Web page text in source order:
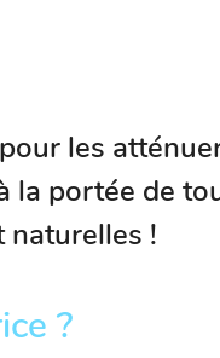
les
la portée de
naturelles !
?